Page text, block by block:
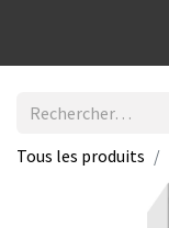
Tous les produits